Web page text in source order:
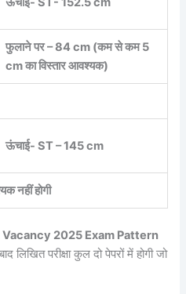
फुलाने पर – 84 cm (कम से कम 5
cm का विस्तार आवश्यक)
ऊंचाई- ST – 145 cm
नहीं होगी
2025 Exam Pattern
परीक्षा कुल दो पेपरों में होगी जो